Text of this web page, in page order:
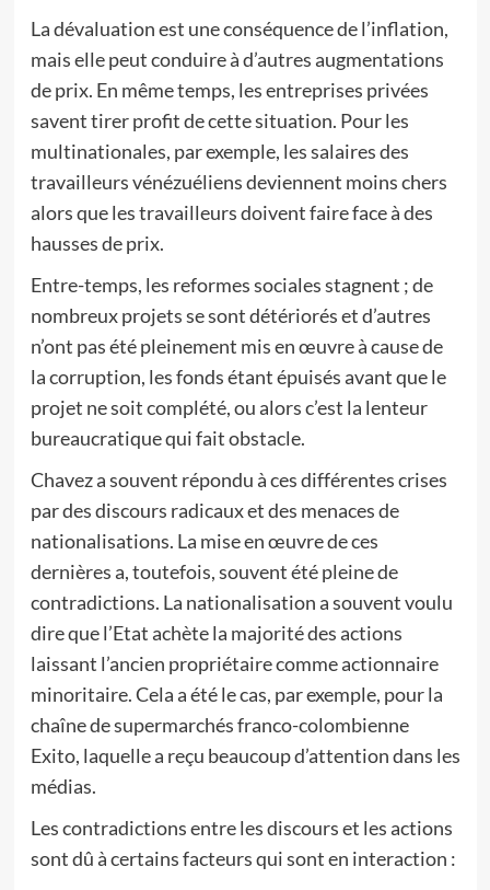
La dévaluation est une conséquence de l’inflation,
mais elle peut conduire à d’autres augmentations
de prix. En même temps, les entreprises privées
savent tirer profit de cette situation. Pour les
multinationales, par exemple, les salaires des
travailleurs vénézuéliens deviennent moins chers
alors que les travailleurs doivent faire face à des
hausses de prix.
Entre-temps, les reformes sociales stagnent ; de
nombreux projets se sont détériorés et d’autres
n’ont pas été pleinement mis en œuvre à cause de
la corruption, les fonds étant épuisés avant que le
projet ne soit complété, ou alors c’est la lenteur
bureaucratique qui fait obstacle.
Chavez a souvent répondu à ces différentes crises
par des discours radicaux et des menaces de
nationalisations. La mise en œuvre de ces
dernières a, toutefois, souvent été pleine de
contradictions. La nationalisation a souvent voulu
dire que l’Etat achète la majorité des actions
laissant l’ancien propriétaire comme actionnaire
minoritaire. Cela a été le cas, par exemple, pour la
chaîne de supermarchés franco-colombienne
Exito, laquelle a reçu beaucoup d’attention dans les
médias.
Les contradictions entre les discours et les actions
sont dû à certains facteurs qui sont en interaction :